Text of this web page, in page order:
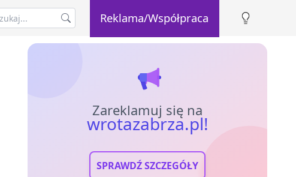
Reklama/Współpraca
Zareklamuj się na
wrotazabrza.pl!
SPRAWDŹ SZCZEGÓŁY